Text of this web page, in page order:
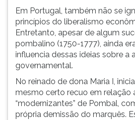
Em Portugal, também não se
princípios do liberalismo
Entretanto, apesar de algum
pombalino (1750-1777), ainda
influencia dessas ideias sobre a
governamental.
No reinado de dona Maria I,
mesmo certo recuo em relação
“modernizantes” de Pombal,
própria demissão do marquês.